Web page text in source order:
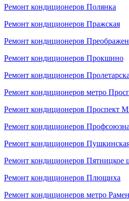
Ремонт кондиционеров Полянка
Ремонт кондиционеров Пражская
Ремонт кондиционеров
Ремонт кондиционеров Прокшино
Ремонт кондиционеров
Ремонт кондиционеров метро
Ремонт кондиционеров Проспект
Ремонт кондиционеров
Ремонт кондиционеров
Ремонт кондиционеров Пятницкое
Ремонт кондиционеров Плющиха
Ремонт кондиционеров метро